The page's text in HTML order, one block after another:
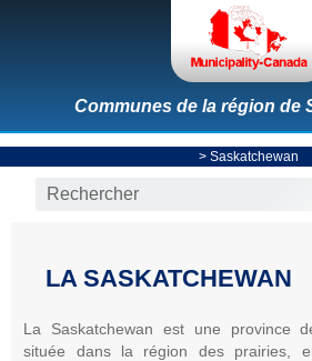
Communes de la région de
> Saskatchewan
LA SASKATCHEWAN
La Saskatchewan est une province
située dans la région des prairies,